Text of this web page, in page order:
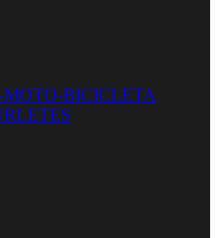
MOTO-BICICLETA